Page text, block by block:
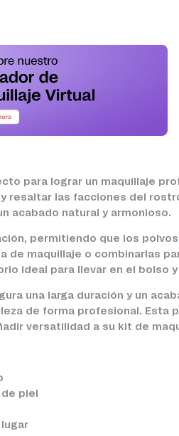
para lograr un maquillaje
las facciones del
acabado natural y armonioso.
permitiendo que los
de maquillaje o combinarlas
ideal para llevar en el bolso
una larga duración y un
de forma profesional.
versatilidad a su kit de
piel